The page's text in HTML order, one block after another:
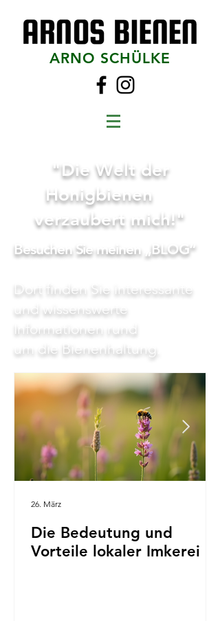
ARNO SCHÜLKE
"Die Welt der
Honigbienen
verzaubert mich!"
Besuchen Sie meinen „BLOG“
Dort finden Sie interessante
und wissenswerte
Informationen rund
um die Bienenhaltung.
Die Bedeutung und
Vorteile lokaler Imkerei
26. März